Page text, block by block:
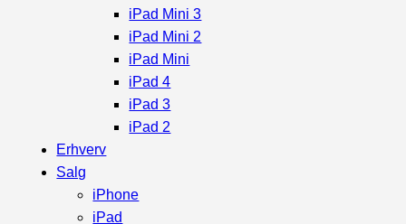
iPad Mini 3
iPad Mini 2
iPad Mini
iPad 4
iPad 3
iPad 2
Erhverv
Salg
iPhone
iPad